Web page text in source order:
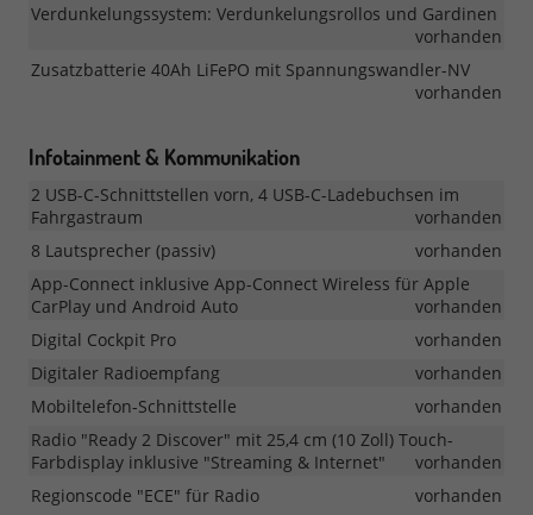
Verdunkelungssystem: Verdunkelungsrollos und Gardinen
vorhanden
Zusatzbatterie 40Ah LiFePO mit Spannungswandler-NV
vorhanden
Infotainment & Kommunikation
2 USB-C-Schnittstellen vorn, 4 USB-C-Ladebuchsen im
Fahrgastraum
vorhanden
8 Lautsprecher (passiv)
vorhanden
App-Connect inklusive App-Connect Wireless für Apple
CarPlay und Android Auto
vorhanden
Digital Cockpit Pro
vorhanden
Digitaler Radioempfang
vorhanden
Mobiltelefon-Schnittstelle
vorhanden
Radio "Ready 2 Discover" mit 25,4 cm (10 Zoll) Touch-
Farbdisplay inklusive "Streaming & Internet"
vorhanden
Regionscode "ECE" für Radio
vorhanden